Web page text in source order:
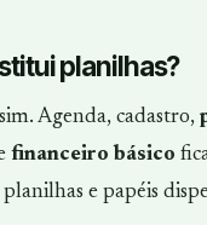
planilhas?
Agenda, cadastro,
financeiro básico
e papéis